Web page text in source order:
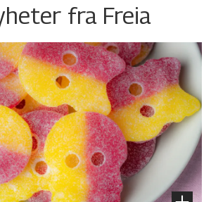
fra Freia